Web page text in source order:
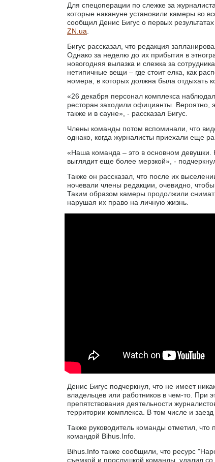
Для спецоперации по слежке за
которые накануне установили камеры во
сообщил Денис Бигус о первых
ZN.ua
Бигус рассказал, что редакция
Однако за неделю до их прибытия в
новогодняя вылазка и слежка за
нетипичные вещи – где стоит елка, как
номера, в которых должна была отдыхать
«26 декабря персонал комплекса
ресторан заходили официанты. Вероятно,
также и в сауне», - рассказал Бигус.
Члены команды потом вспоминали, что
однако, когда журналисты приехали еще
«Наша команда – это в основном девушки.
выглядит еще более мерзкой», -
Также он рассказал, что после их
ночевали члены редакции, очевидно,
Таким образом камеры продолжили
нарушая их право на личную жизнь.
Денис Бигус подчеркнул, что не имеет
владельцев или работников в чем-то. При
препятствования деятельности
территории комплекса. В том числе и
Также руководитель команды отметил,
командой Bihus.Info.
Bihus.Info также сообщили, что ресурс
съемкой и прослушкой команды, удалил со